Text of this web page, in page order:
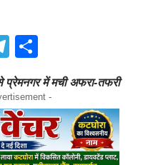
Telegram
में मची अफरा-तफरी
-